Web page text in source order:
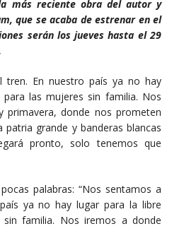
más reciente obra del autor y
que se acaba de estrenar en el
serán los jueves hasta el 29
tren. En nuestro país ya no hay
las mujeres sin familia. Nos
primavera, donde nos prometen
grande y banderas blancas
pronto, solo tenemos que
palabras: “Nos sentamos a
ya no hay lugar para la libre
familia. Nos iremos a donde